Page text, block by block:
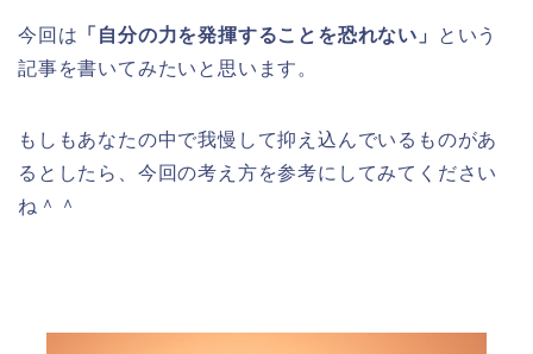
今回は 「自分の力を発揮することを恐れない」
という
記事を書いてみたいと思います。
もしもあなたの中で我慢して抑え込んでいるものがあ
るとしたら、今回の考え方を参考にしてみてください
ね＾＾